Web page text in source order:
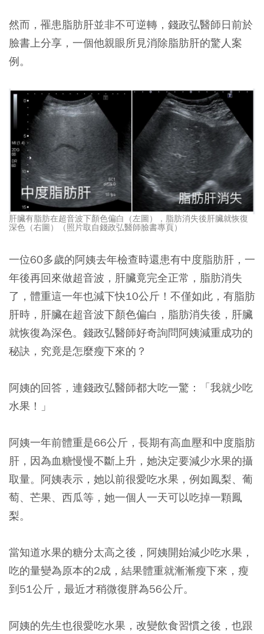
然而，罹患脂肪肝並非不可逆轉，錢政弘醫師日前於
臉書上分享，一個他親眼所見消除脂肪肝的驚人案
例。
肝臟有脂肪在超音波下顏色偏白（左圖），脂肪消失後肝臟就恢復
深色（右圖）（照片取自錢政弘醫師臉書專頁）
一位60多歲的阿姨去年檢查時還患有中度脂肪肝，一
年後再回來做超音波，肝臟竟完全正常，脂肪消失
了，體重這一年也減下快10公斤！不僅如此，有脂肪
肝時，肝臟在超音波下顏色偏白，脂肪消失後，肝臟
就恢復為深色。錢政弘醫師好奇詢問阿姨減重成功的
秘訣，究竟是怎麼瘦下來的？
阿姨的回答，連錢政弘醫師都大吃一驚：
「我就少吃
水果！」
阿姨一年前體重是66公斤，長期有高血壓和中度脂肪
肝，因為血糖慢慢不斷上升，她決定要減少水果的攝
取量。阿姨表示，她以前很愛吃水果，例如鳳梨、葡
萄、芒果、西瓜等，她一個人一天可以吃掉一顆鳳
梨。
當知道水果的糖分太高之後，阿姨開始減少吃水果，
吃的量變為原本的2成，結果體重就漸漸瘦下來，瘦
到51公斤，最近才稍微復胖為56公斤。
阿姨的先生也很愛吃水果，改變飲食習慣之後，也跟